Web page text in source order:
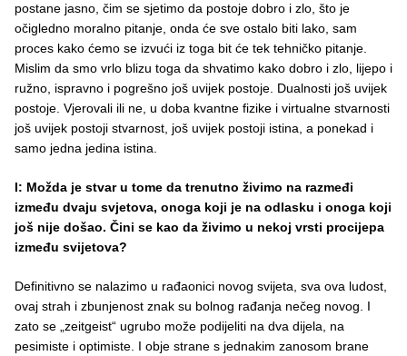
postane jasno, čim se sjetimo da postoje dobro i zlo, što je
očigledno moralno pitanje, onda će sve ostalo biti lako, sam
proces kako ćemo se izvući iz toga bit će tek tehničko pitanje.
Mislim da smo vrlo blizu toga da shvatimo kako dobro i zlo, lijepo i
ružno, ispravno i pogrešno još uvijek postoje. Dualnosti još uvijek
postoje. Vjerovali ili ne, u doba kvantne fizike i virtualne stvarnosti
još uvijek postoji stvarnost, još uvijek postoji istina, a ponekad i
samo jedna jedina istina.
I: Možda je stvar u tome da trenutno živimo na razmeđi
između dvaju svjetova, onoga koji je na odlasku i onoga koji
još nije došao. Čini se kao da živimo u nekoj vrsti procijepa
između svijetova?
Definitivno se nalazimo u rađaonici novog svijeta, sva ova ludost,
ovaj strah i zbunjenost znak su bolnog rađanja nečeg novog. I
zato se „zeitgeist“ ugrubo može podijeliti na dva dijela, na
pesimiste i optimiste. I obje strane s jednakim zanosom brane